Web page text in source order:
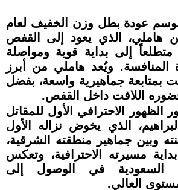
عودة بطل وزن الخفيف لعام
هاملي، الذي يعود إلى القفص
إلى بداية قوية ومواصلة
ويُعد هاملي من أبرز
بمتابعة جماهيرية واسعة، بفضل
اللافت داخل القفص.
الظهور الاحترافي الأول للمقاتل
الذي يخوض نزاله الأول
وبين جماهير منطقته الشرقية،
مسيرته الاحترافية، وتعكس
السعودية في الوصول إلى
العالي.